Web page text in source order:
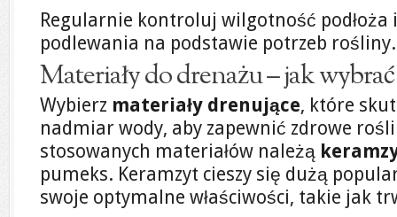
Regularnie kontroluj wilgotność
podlewania na podstawie potrzeb rośliny.
Materiały do drenażu – jak
Wybierz materiały drenujące, które
nadmiar wody, aby zapewnić zdrowe
stosowanych materiałów należą
pumeks. Keramzyt cieszy się dużą
swoje optymalne właściwości, takie jak